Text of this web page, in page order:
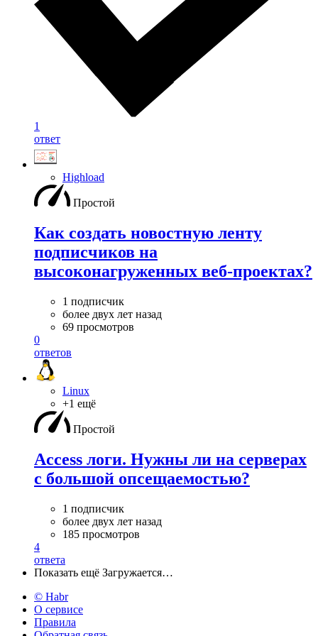
1
ответ
Highload
Простой
Как создать новостную ленту
подписчиков на
высоконагруженных веб-проектах?
1 подписчик
более двух лет назад
69 просмотров
0
ответов
Linux
+1 ещё
Простой
Access логи. Нужны ли на серверах
с большой опсещаемостью?
1 подписчик
более двух лет назад
185 просмотров
4
ответа
Показать ещё Загружается…
© Habr
О сервисе
Правила